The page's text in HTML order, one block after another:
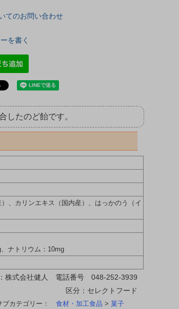
てのお問い合わせ
を書く
したのど飴です。
、カリンエキス（国内産）、はっかのう（イ
ナトリウム：10mg
株式会社健人 電話番号 048-252-3939
区分：セレクトフード
ブカテゴリー： 食材・加工食品 > 菓子